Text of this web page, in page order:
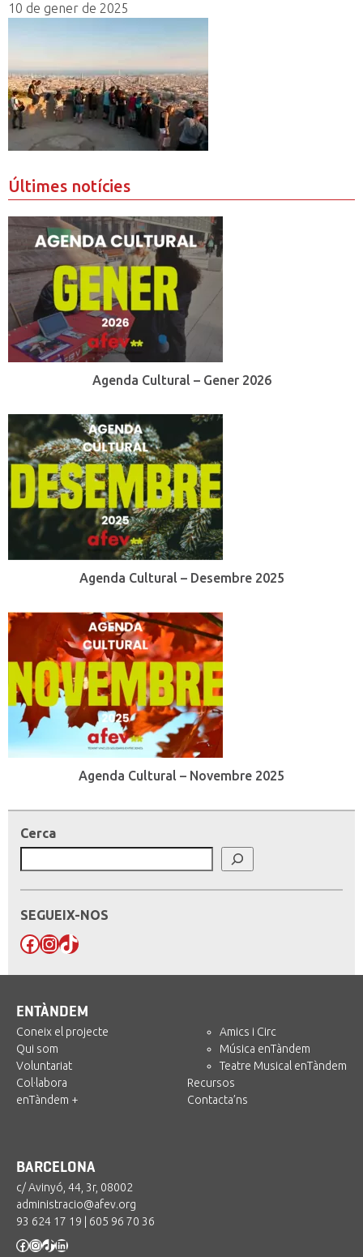
10 de gener de 2025
Últimes notícies
Agenda Cultural – Gener 2026
Agenda Cultural – Desembre 2025
Agenda Cultural – Novembre 2025
Cerca
SEGUEIX-NOS
Facebook
Instagram
TikTok
ENTÀNDEM
Coneix el projecte
Qui som
Voluntariat
Col·labora
enTàndem +
Amics i Circ
Música enTàndem
Teatre Musical enTàndem
Recursos
Contacta’ns
BARCELONA
c/ Avinyó, 44, 3r, 08002
administracio@afev.org
93 624 17 19
605 96 70 36
Facebook
Instagram
TikTok
LinkedIn